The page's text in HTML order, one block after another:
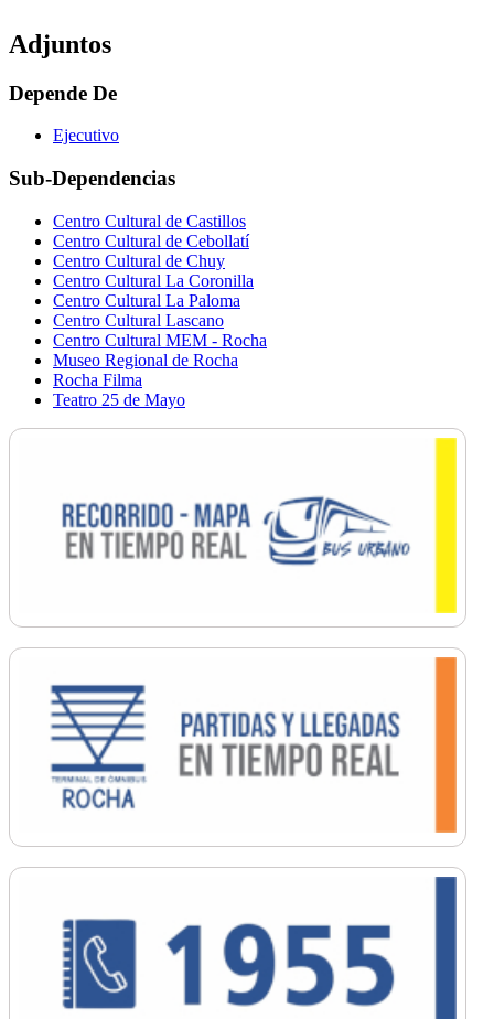
Adjuntos
Depende De
Ejecutivo
Sub-Dependencias
Centro Cultural de Castillos
Centro Cultural de Cebollatí
Centro Cultural de Chuy
Centro Cultural La Coronilla
Centro Cultural La Paloma
Centro Cultural Lascano
Centro Cultural MEM - Rocha
Museo Regional de Rocha
Rocha Filma
Teatro 25 de Mayo